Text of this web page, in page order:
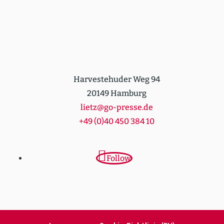
Harvestehuder Weg 94
20149 Hamburg
lietz@go-presse.de
+49 (0)40 450 384 10
Follow